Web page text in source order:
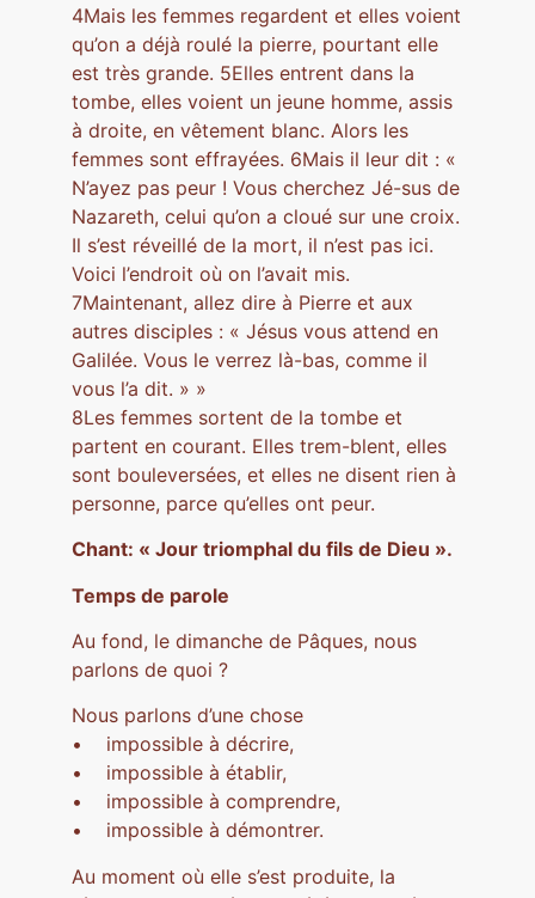
4Mais les femmes regardent et elles voient
qu’on a déjà roulé la pierre, pourtant elle
est très grande. 5Elles entrent dans la
tombe, elles voient un jeune homme, assis
à droite, en vêtement blanc. Alors les
femmes sont effrayées. 6Mais il leur dit : «
N’ayez pas peur ! Vous cherchez Jé-sus de
Nazareth, celui qu’on a cloué sur une croix.
Il s’est réveillé de la mort, il n’est pas ici.
Voici l’endroit où on l’avait mis.
7Maintenant, allez dire à Pierre et aux
autres disciples : « Jésus vous attend en
Galilée. Vous le verrez là-bas, comme il
vous l’a dit. » »
8Les femmes sortent de la tombe et
partent en courant. Elles trem-blent, elles
sont bouleversées, et elles ne disent rien à
personne, parce qu’elles ont peur.
Chant: « Jour triomphal du fils de Dieu ».
Temps de parole
Au fond, le dimanche de Pâques, nous
parlons de quoi ?
Nous parlons d’une chose
• impossible à décrire,
• impossible à établir,
• impossible à comprendre,
• impossible à démontrer.
Au moment où elle s’est produite, la